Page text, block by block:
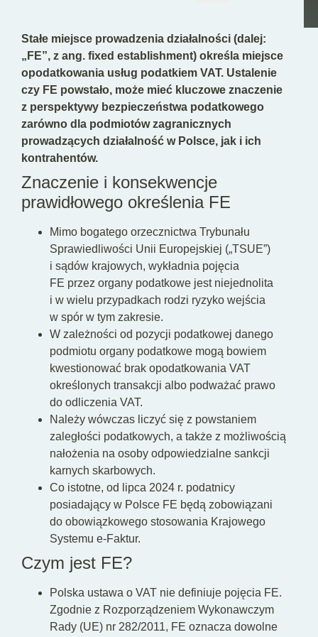
Stałe miejsce prowadzenia działalności (dalej:
„FE”, z ang. fixed establishment) określa miejsce
opodatkowania usług podatkiem VAT. Ustalenie
czy FE powstało, może mieć kluczowe znaczenie
z perspektywy bezpieczeństwa podatkowego
zarówno dla podmiotów zagranicznych
prowadzących działalność w Polsce, jak i ich
kontrahentów.
Znaczenie i konsekwencje
prawidłowego określenia FE
Mimo bogatego orzecznictwa Trybunału
Sprawiedliwości Unii Europejskiej („TSUE”)
i sądów krajowych, wykładnia pojęcia
FE przez organy podatkowe jest niejednolita
i w wielu przypadkach rodzi ryzyko wejścia
w spór w tym zakresie.
W zależności od pozycji podatkowej danego
podmiotu organy podatkowe mogą bowiem
kwestionować brak opodatkowania VAT
określonych transakcji albo podważać prawo
do odliczenia VAT.
Należy wówczas liczyć się z powstaniem
zaległości podatkowych, a także z możliwością
nałożenia na osoby odpowiedzialne sankcji
karnych skarbowych.
Co istotne, od lipca 2024 r. podatnicy
posiadający w Polsce FE będą zobowiązani
do obowiązkowego stosowania Krajowego
Systemu e-Faktur.
Czym jest FE?
Polska ustawa o VAT nie definiuje pojęcia FE.
Zgodnie z Rozporządzeniem Wykonawczym
Rady (UE) nr 282/2011, FE oznacza dowolne